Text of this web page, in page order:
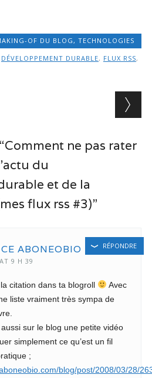
OF DU BLOG,TECHNOLOGIES
DÉVELOPPEMENT DURABLE, FLUX RSS,
ne pas rater
du
et de la
flux rss #3)”
ABONEOBIO
9 H 39
citation dans ta blogroll
Avec
liste vraiment très sympa de
aussi sur le blog une petite vidéo
simplement ce qu’est un fil
;
blog/post/2008/03/28/
RÉPONDRE